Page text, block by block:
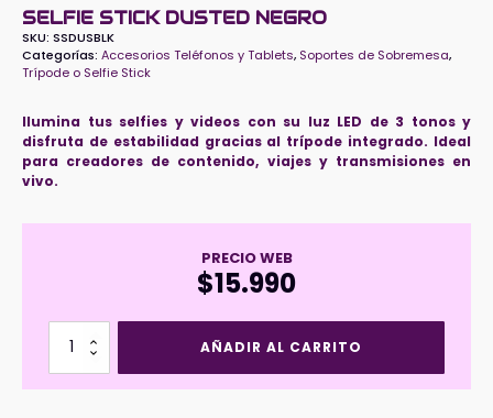
SELFIE STICK DUSTED NEGRO
SKU: SSDUSBLK
Categorías: Accesorios Teléfonos y Tablets, Soportes de Sobremesa,
Trípode o Selfie Stick
Ilumina tus selfies y videos con su luz LED de 3 tonos y
disfruta de estabilidad gracias al trípode integrado. Ideal
para creadores de contenido, viajes y transmisiones en
vivo.
PRECIO WEB
$15.990
Selfie
Dusted
AÑADIR AL CARRITO